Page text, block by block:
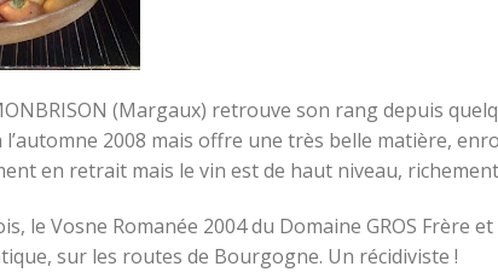
(Margaux) retrouve son rang depuis
2008 mais offre une très belle matière,
en retrait mais le vin est de haut niveau,
le Vosne Romanée 2004 du Domaine GROS Frère
sur les routes de Bourgogne. Un récidiviste !